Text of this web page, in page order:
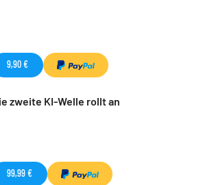
9,90 €
zweite KI-Welle rollt an
99,99 €